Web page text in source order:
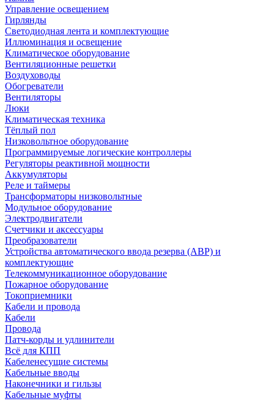
Управление освещением
Гирлянды
Светодиодная лента и комплектующие
Иллюминация и освещение
Климатическое оборудование
Вентиляционные решетки
Воздуховоды
Обогреватели
Вентиляторы
Люки
Климатическая техника
Тёплый пол
Низковольтное оборудование
Программируемые логические контроллеры
Регуляторы реактивной мощности
Аккумуляторы
Реле и таймеры
Трансформаторы низковольтные
Модульное оборудование
Электродвигатели
Счетчики и аксессуары
Преобразователи
Устройства автоматического ввода резерва (АВР) и
комплектующие
Телекоммуникационное оборудование
Пожарное оборудование
Токоприемники
Кабели и провода
Кабели
Провода
Патч-корды и удлинители
Всё для КПП
Кабеленесущие системы
Кабельные вводы
Наконечники и гильзы
Кабельные муфты